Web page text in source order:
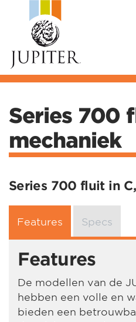
Series 700
mechaniek
Series 700 fluit in
Features Specs
Features
De modellen van de
hebben een volle en
bieden een